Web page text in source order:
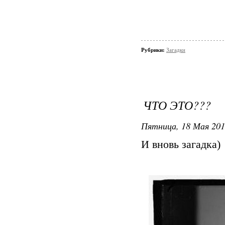
Рубрики: Загадки
ЧТО ЭТО???
Пятница, 18 Мая
И вновь загадка)